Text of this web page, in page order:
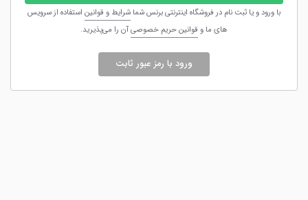
با ورود و یا ثبت نام در فروشگاه اینترنتی برنس شما شرایط و قوانین استفاده از سرویس
های ما و قوانین حریم خصوصیآن را می‌پذیرید.
ورود با رمز عبور ثابت